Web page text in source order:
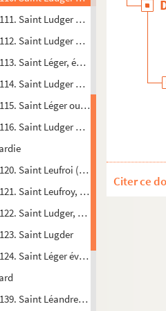
Saint Ludger ou Liudger
Saint Ludger ou Liudger
Saint Léger, évêque d'Autun, martyr
Saint Ludger ou Liudger
Saint Léger ou Léodegard, évêque
Saint Ludger ou Liudger
Saint Leufroi (ou Leufroy)
Saint Leufroy, abbé
Saint Ludger, premier évêque de
Saint Lugder
Saint Léger évêque d'Autun et son
Saint Léandre, évêque de Séville
Citer ce